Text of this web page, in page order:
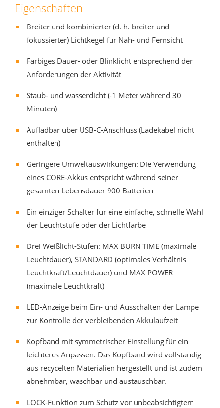
Eigenschaften
Breiter und kombinierter (d. h. breiter und
fokussierter) Lichtkegel für Nah- und Fernsicht
Farbiges Dauer- oder Blinklicht entsprechend den
Anforderungen der Aktivität
Staub- und wasserdicht (-1 Meter während 30
Minuten)
Aufladbar über USB-C-Anschluss (Ladekabel nicht
enthalten)
Geringere Umweltauswirkungen: Die Verwendung
eines CORE-Akkus entspricht während seiner
gesamten Lebensdauer 900 Batterien
Ein einziger Schalter für eine einfache, schnelle Wahl
der Leuchtstufe oder der Lichtfarbe
Drei Weißlicht-Stufen: MAX BURN TIME (maximale
Leuchtdauer), STANDARD (optimales Verhältnis
Leuchtkraft/Leuchtdauer) und MAX POWER
(maximale Leuchtkraft)
LED-Anzeige beim Ein- und Ausschalten der Lampe
zur Kontrolle der verbleibenden Akkulaufzeit
Kopfband mit symmetrischer Einstellung für ein
leichteres Anpassen. Das Kopfband wird vollständig
aus recycelten Materialien hergestellt und ist zudem
abnehmbar, waschbar und austauschbar.
LOCK-Funktion zum Schutz vor unbeabsichtigtem